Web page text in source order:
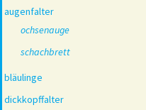
augenfalter
ochsenauge
schachbrett
bläulinge
dickkopffalter